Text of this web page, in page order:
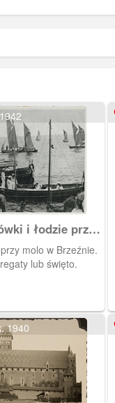
1942
i łodzie przy
molo w Brzeźnie.
lub święto.
1940